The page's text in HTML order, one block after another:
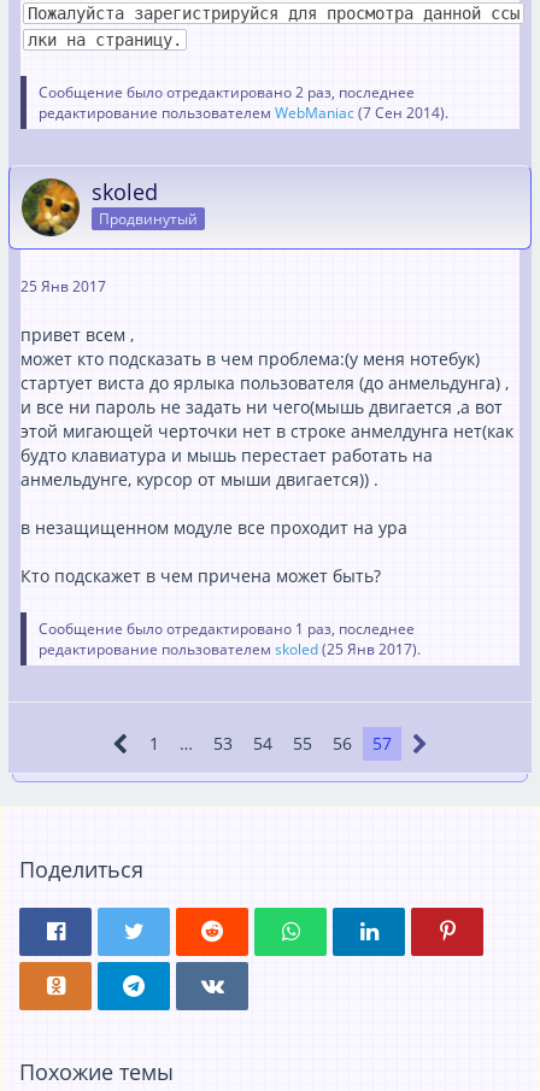
Пожалуйста зарегистрируйся для просмотра данной ссы
лки на страницу.
Сообщение было отредактировано 2 раз, последнее
редактирование пользователем WebManiac(7 Сен 2014).
skoled
Продвинутый
25 Янв 2017
привет всем ,
может кто подсказать в чем проблема:(у меня нотебук)
стартует виста до ярлыка пользователя (до анмельдунга) ,
и все ни пароль не задать ни чего(мышь двигается ,а вот
этой мигающей черточки нет в строке анмелдунга нет(как
будто клавиатура и мышь перестает работать на
анмельдунге, курсор от мыши двигается)) .
в незащищенном модуле все проходит на ура
Кто подскажет в чем причена может быть?
Сообщение было отредактировано 1 раз, последнее
редактирование пользователем skoled(25 Янв 2017).
1 … 53 54 55 56 57
Поделиться
Похожие темы